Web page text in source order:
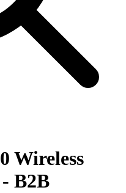
Wireless
B2B